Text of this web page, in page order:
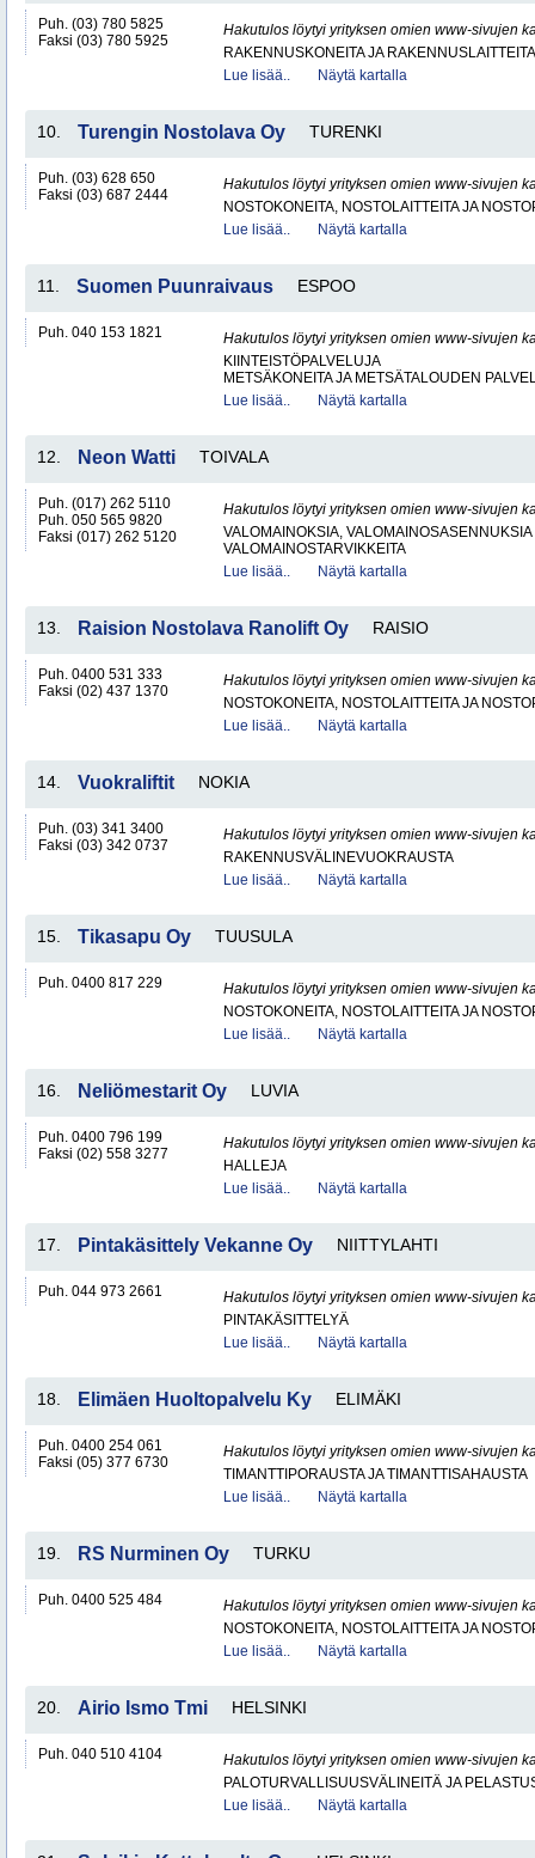
Puh. (03) 780 5825
Faksi (03) 780 5925
Hakutulos löytyi yrityksen omien www-sivujen
RAKENNUSKONEITA JA RAKENNUSLAITTEITA
Lue lisää..
Näytä kartalla
10. Turengin Nostolava Oy TURENKI
Puh. (03) 628 650
Faksi (03) 687 2444
Hakutulos löytyi yrityksen omien www-sivujen
NOSTOKONEITA, NOSTOLAITTEITA JA
Lue lisää..
Näytä kartalla
11. Suomen Puunraivaus ESPOO
Puh. 040 153 1821
Hakutulos löytyi yrityksen omien www-sivujen
KIINTEISTÖPALVELUJA
METSÄKONEITA JA METSÄTALOUDEN
Lue lisää..
Näytä kartalla
12. Neon Watti TOIVALA
Puh. (017) 262 5110
Puh. 050 565 9820
Faksi (017) 262 5120
Hakutulos löytyi yrityksen omien www-sivujen
VALOMAINOKSIA, VALOMAINOSASENNUKSIA
VALOMAINOSTARVIKKEITA
Lue lisää..
Näytä kartalla
13. Raision Nostolava Ranolift Oy RAISIO
Puh. 0400 531 333
Faksi (02) 437 1370
Hakutulos löytyi yrityksen omien www-sivujen
NOSTOKONEITA, NOSTOLAITTEITA JA
Lue lisää..
Näytä kartalla
14. Vuokraliftit NOKIA
Puh. (03) 341 3400
Faksi (03) 342 0737
Hakutulos löytyi yrityksen omien www-sivujen
RAKENNUSVÄLINEVUOKRAUSTA
Lue lisää..
Näytä kartalla
15. Tikasapu Oy TUUSULA
Puh. 0400 817 229
Hakutulos löytyi yrityksen omien www-sivujen
NOSTOKONEITA, NOSTOLAITTEITA JA
Lue lisää..
Näytä kartalla
16. Neliömestarit Oy LUVIA
Puh. 0400 796 199
Faksi (02) 558 3277
Hakutulos löytyi yrityksen omien www-sivujen
HALLEJA
Lue lisää..
Näytä kartalla
17. Pintakäsittely Vekanne Oy NIITTYLAHTI
Puh. 044 973 2661
Hakutulos löytyi yrityksen omien www-sivujen
PINTAKÄSITTELYÄ
Lue lisää..
Näytä kartalla
18. Elimäen Huoltopalvelu Ky ELIMÄKI
Puh. 0400 254 061
Faksi (05) 377 6730
Hakutulos löytyi yrityksen omien www-sivujen
TIMANTTIPORAUSTA JA TIMANTTISAHAUSTA
Lue lisää..
Näytä kartalla
19. RS Nurminen Oy TURKU
Puh. 0400 525 484
Hakutulos löytyi yrityksen omien www-sivujen
NOSTOKONEITA, NOSTOLAITTEITA JA
Lue lisää..
Näytä kartalla
20. Airio Ismo Tmi HELSINKI
Puh. 040 510 4104
Hakutulos löytyi yrityksen omien www-sivujen
PALOTURVALLISUUSVÄLINEITÄ JA
Lue lisää..
Näytä kartalla